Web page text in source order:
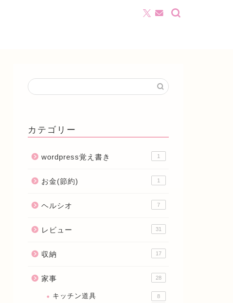
カテゴリー
wordpress覚え書き 1
お金(節約) 1
ヘルシオ 7
レビュー 31
収納 17
家事 28
キッチン道具 8